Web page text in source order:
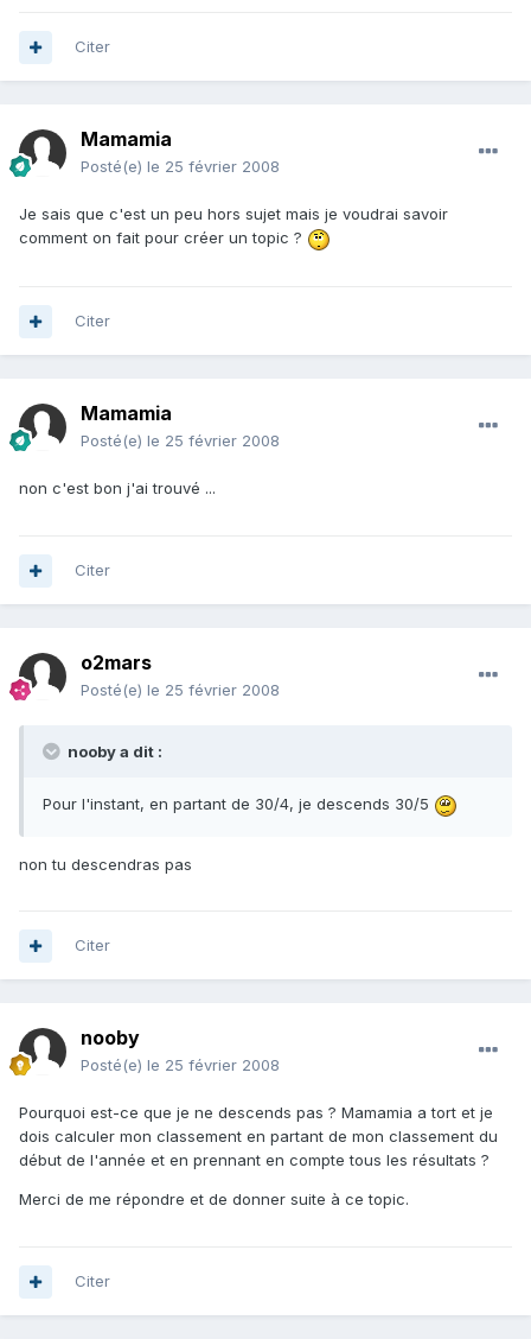
Citer
Mamamia
Posté(e) le 25 février 2008
Je sais que c'est un peu hors sujet mais je voudrai savoir
comment on fait pour créer un topic ?
Citer
Mamamia
Posté(e) le 25 février 2008
non c'est bon j'ai trouvé ...
Citer
o2mars
Posté(e) le 25 février 2008
nooby a dit :
Pour l'instant, en partant de 30/4, je descends 30/5
non tu descendras pas
Citer
nooby
Posté(e) le 25 février 2008
Pourquoi est-ce que je ne descends pas ? Mamamia a tort et je
dois calculer mon classement en partant de mon classement du
début de l'année et en prennant en compte tous les résultats ?
Merci de me répondre et de donner suite à ce topic.
Citer